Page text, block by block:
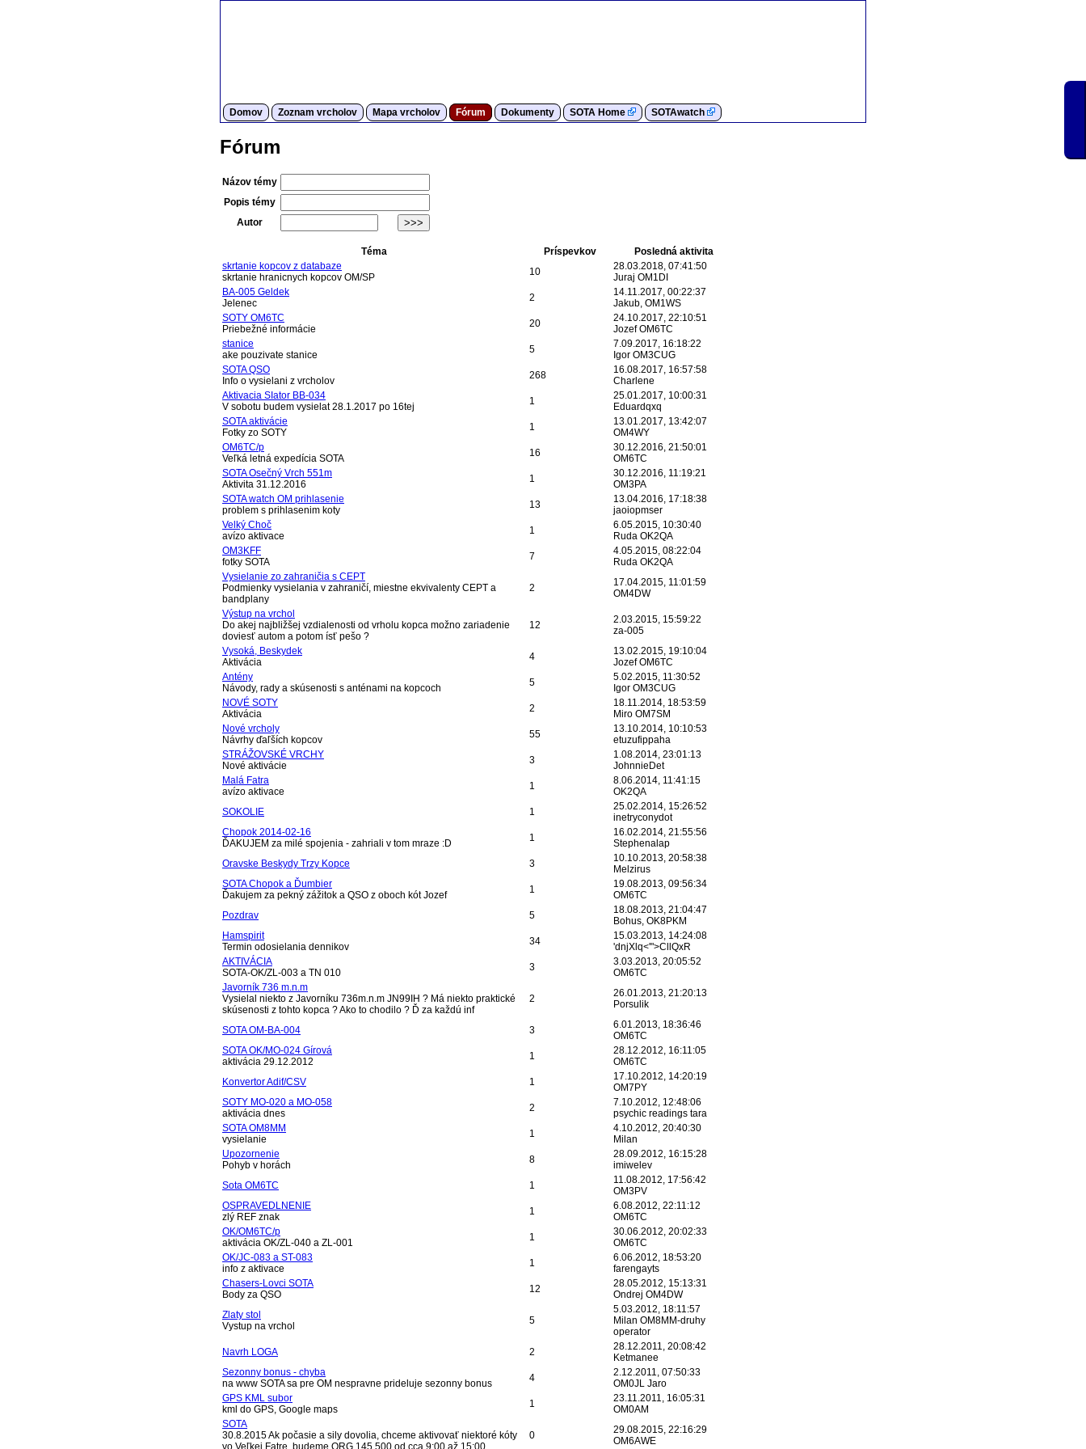
Domov Zoznam vrcholov Mapa vrcholov Fórum Dokumenty SOTA Home SOTAwatch
Fórum
Názov témy
Popis témy
Autor
Téma Príspevkov
Posledná aktivita
skrtanie kopcov z databaze
skrtanie hranicnych kopcov OM/SP
10
28.03.2018, 07:41:50
Juraj OM1DI
BA-005 Geldek
Jelenec
2
14.11.2017, 00:22:37
Jakub, OM1WS
SOTY OM6TC
Priebežné informácie
20
24.10.2017, 22:10:51
Jozef OM6TC
stanice
ake pouzivate stanice
5
7.09.2017, 16:18:22
Igor OM3CUG
SOTA QSO
Info o vysielani z vrcholov
268
16.08.2017, 16:57:58
Charlene
Aktivacia SIator BB-034
V sobotu budem vysielat 28.1.2017 po 16tej
1
25.01.2017, 10:00:31
Eduardqxq
SOTA aktivácie
Fotky zo SOTY
1
13.01.2017, 13:42:07
OM4WY
OM6TC/p
Veľká letná expedícia SOTA
16
30.12.2016, 21:50:01
OM6TC
SOTA Osečný Vrch 551m
Aktivita 31.12.2016
1
30.12.2016, 11:19:21
OM3PA
SOTA watch OM prihlasenie
problem s prihlasenim koty
13
13.04.2016, 17:18:38
jaoiopmser
Velký Choč
avízo aktivace
1
6.05.2015, 10:30:40
Ruda OK2QA
OM3KFF
fotky SOTA
7
4.05.2015, 08:22:04
Ruda OK2QA
Vysielanie zo zahraničia s CEPT
Podmienky vysielania v zahraničí, miestne ekvivalenty CEPT a
bandplany
2
17.04.2015, 11:01:59
OM4DW
Výstup na vrchol
Do akej najbližšej vzdialenosti od vrholu kopca možno zariadenie
doviesť autom a potom ísť pešo ?
12
2.03.2015, 15:59:22
za-005
Vysoká, Beskydek
Aktivácia
4
13.02.2015, 19:10:04
Jozef OM6TC
Antény
Návody, rady a skúsenosti s anténami na kopcoch
5
5.02.2015, 11:30:52
Igor OM3CUG
NOVÉ SOTY
Aktivácia
2
18.11.2014, 18:53:59
Miro OM7SM
Nové vrcholy
Návrhy ďaľších kopcov
55
13.10.2014, 10:10:53
etuzufippaha
STRÁŽOVSKÉ VRCHY
Nové aktivácie
3
1.08.2014, 23:01:13
JohnnieDet
Malá Fatra
avízo aktivace
1
8.06.2014, 11:41:15
OK2QA
SOKOLIE
1
25.02.2014, 15:26:52
inetryconydot
Chopok 2014-02-16
ĎAKUJEM za milé spojenia - zahriali v tom mraze :D
1
16.02.2014, 21:55:56
Stephenalap
Oravske Beskydy Trzy Kopce
3
10.10.2013, 20:58:38
Melzirus
SOTA Chopok a Ďumbier
Ďakujem za pekný zážitok a QSO z oboch kót Jozef
1
19.08.2013, 09:56:34
OM6TC
Pozdrav
5
18.08.2013, 21:04:47
Bohus, OK8PKM
Hamspirit
Termin odosielania dennikov
34
15.03.2013, 14:24:08
'dnjXlq<'">CllQxR
AKTIVÁCIA
SOTA-OK/ZL-003 a TN 010
3
3.03.2013, 20:05:52
OM6TC
Javorník 736 m.n.m
Vysielal niekto z Javorníku 736m.n.m JN99IH ? Má niekto praktické
skúsenosti z tohto kopca ? Ako to chodilo ? Ď za každú inf
2
26.01.2013, 21:20:13
Porsulik
SOTA OM-BA-004 3
6.01.2013, 18:36:46
OM6TC
SOTA OK/MO-024 Gírová
aktivácia 29.12.2012
1
28.12.2012, 16:11:05
OM6TC
Konvertor Adif/CSV
1
17.10.2012, 14:20:19
OM7PY
SOTY MO-020 a MO-058
aktivácia dnes
2
7.10.2012, 12:48:06
psychic readings tara
SOTA OM8MM
vysielanie
1
4.10.2012, 20:40:30
Milan
Upozornenie
Pohyb v horách
8
28.09.2012, 16:15:28
imiwelev
Sota OM6TC
1
11.08.2012, 17:56:42
OM3PV
OSPRAVEDLNENIE
zlý REF znak
1
6.08.2012, 22:11:12
OM6TC
OK/OM6TC/p
aktivácia OK/ZL-040 a ZL-001
1
30.06.2012, 20:02:33
OM6TC
OK/JC-083 a ST-083
info z aktivace
1
6.06.2012, 18:53:20
farengayts
Chasers-Lovci SOTA
Body za QSO
12
28.05.2012, 15:13:31
Ondrej OM4DW
Zlaty stol
Vystup na vrchol
5
5.03.2012, 18:11:57
Milan OM8MM-druhy
operator
Navrh LOGA
2
28.12.2011, 20:08:42
Ketmanee
Sezonny bonus - chyba
na www SOTA sa pre OM nespravne prideluje sezonny bonus
4
2.12.2011, 07:50:33
OM0JL Jaro
GPS KML subor
kml do GPS, Google maps
1
23.11.2011, 16:05:31
OM0AM
SOTA
30.8.2015 Ak počasie a sily dovolia, chceme aktivovať niektoré kóty
vo Veľkej Fatre, budeme QRG 145.500 od cca 9:00 až 15:00
0
29.08.2015, 22:16:29
OM6AWE